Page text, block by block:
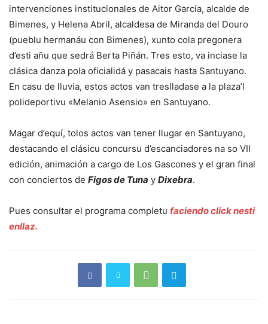
intervenciones institucionales de Aitor García, alcalde de
Bimenes, y Helena Abril, alcaldesa de Miranda del Douro
(pueblu hermanáu con Bimenes), xunto cola pregonera
d’esti añu que sedrá Berta Piñán. Tres esto, va inciase la
clásica danza pola oficialidá y pasacais hasta Santuyano.
En casu de lluvia, estos actos van treslladase a la plaza’l
polideportivu «Melanio Asensio» en Santuyano.
Magar d’equí, tolos actos van tener llugar en Santuyano,
destacando el clásicu concursu d’escanciadores na so VII
edición, animación a cargo de Los Gascones y el gran final
con conciertos de Figos de Tuna y Dixebra.
Pues consultar el programa completu faciendo click nesti
enllaz.